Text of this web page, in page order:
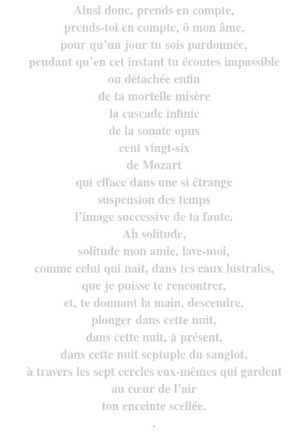
Ainsi donc, prends en compte,
prends-toi en compte, ô mon âme,
pour qu’un jour tu sois pardonnée,
pendant qu’en cet instant tu écoutes impassible
ou détachée enfin
de ta mortelle misère
la cascade infinie
de la sonate opus
cent vingt-six
de Mozart
qui efface dans une si étrange
suspension des temps
l’image successive de ta faute.
Ah solitude,
solitude mon amie, lave-moi,
comme celui qui naît, dans tes eaux lustrales,
que je puisse te rencontrer,
et, te donnant la main, descendre,
plonger dans cette nuit,
dans cette nuit, à présent,
dans cette nuit septuple du sanglot,
à travers les sept cercles eux-mêmes qui gardent
au cœur de l’air
ton enceinte scellée.
.